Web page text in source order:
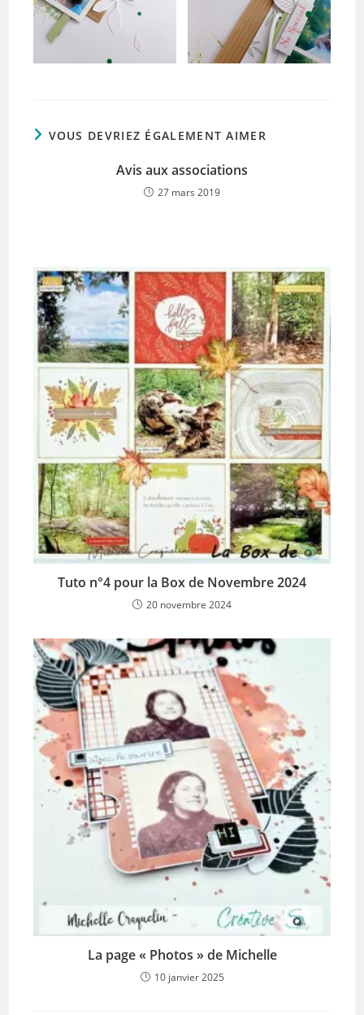
VOUS DEVRIEZ ÉGALEMENT AIMER
Avis aux associations
27 mars 2019
Tuto n°4 pour la Box de Novembre 2024
20 novembre 2024
La page « Photos » de Michelle
10 janvier 2025